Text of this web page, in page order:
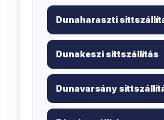
Dunaharaszti
Dunakeszi sittszállítás
Dunavarsány